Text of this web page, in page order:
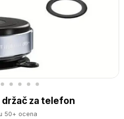
za telefon
50+ ocena